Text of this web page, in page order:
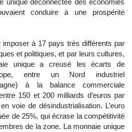
unique déconnectée des économies
conduire à une prospérité
imposer à 17 pays très différents par
et politiques, et par leurs cultures,
unique a creusé les écarts de
entre un Nord industriel
à la balance commerciale
150 et 200 milliards d’euros par
voie de désindustrialisation. L’euro
de 25%, qui écrase la compétitivité
de la zone. La monnaie unique